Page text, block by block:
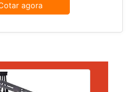
agora